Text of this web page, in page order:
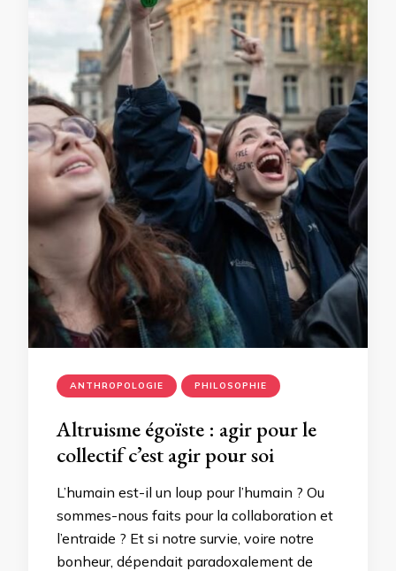
ANTHROPOLOGIE PHILOSOPHIE
Altruisme égoïste : agir pour le
collectif c’est agir pour soi
L’humain est-il un loup pour l’humain ? Ou
sommes-nous faits pour la collaboration et
l’entraide ? Et si notre survie, voire notre
bonheur, dépendait paradoxalement de